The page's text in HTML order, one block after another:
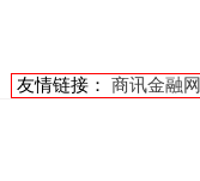
友情链接： 商讯金融网